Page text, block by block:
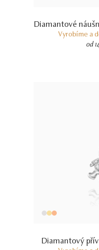
Diamantové
Vyrobíme a
od
Diamantový